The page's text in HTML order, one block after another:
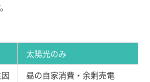
太陽光のみ
昼の自家消費・余剰売電